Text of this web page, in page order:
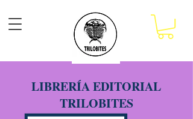
LIBRERÍA EDITORIAL
TRILOBITES